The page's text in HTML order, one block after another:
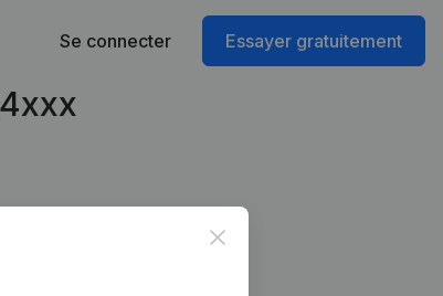
Se connecter Essayer gratuitement
Close